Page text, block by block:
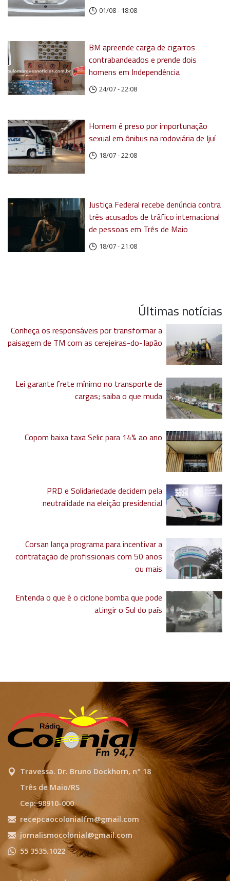
01/08 - 18:08
BM apreende carga de cigarros
contrabandeados e prende dois
homens em Independência
24/07 - 22:08
Homem é preso por importunação
sexual em ônibus na rodoviária de Ijuí
18/07 - 22:08
Justiça Federal recebe denúncia contra
três acusados de tráfico internacional
de pessoas em Três de Maio
18/07 - 21:08
Últimas notícias
Conheça os responsáveis por transformar a
paisagem de TM com as cerejeiras-do-Japão
Lei garante frete mínimo no transporte de
cargas; saiba o que muda
Copom baixa taxa Selic para 14% ao ano
PRD e Solidariedade decidem pela
neutralidade na eleição presidencial
Corsan lança programa para incentivar a
contratação de profissionais com 50 anos
ou mais
Entenda o que é o ciclone bomba que pode
atingir o Sul do país
Travessa. Dr. Bruno Dockhorn, n° 18
Três de Maio/RS
Cep: 98910-000
recepcaocolonialfm@gmail.com
jornalismocolonial@gmail.com
55 3535.1022